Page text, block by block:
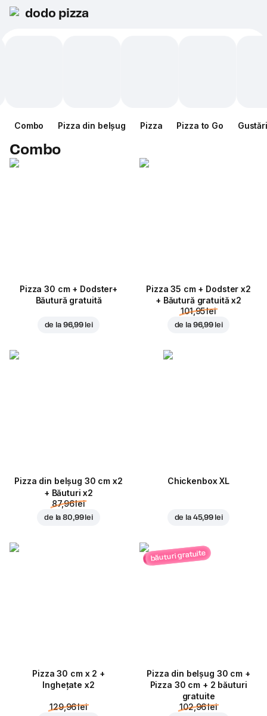
dodo pizza
Combo Pizza din belșug Pizza Pizza to Go Gustări
Combo
Pizza 30 cm + Dodster+
Băutură gratuită
de la 96,99 lei
Pizza 35 cm + Dodster x2
+ Băutură gratuită x2
101,95 lei
de la 96,99 lei
Pizza din belșug 30 cm x2
+ Băuturi x2
87,96 lei
de la80,99 lei
Chickenbox XL
de la 45,99 lei
Pizza 30 cm x 2 +
Inghețate x2
129,96 lei
băuturi gratuite
Pizza din belșug 30 cm +
Pizza 30 cm + 2 băuturi
gratuite
102,96 lei